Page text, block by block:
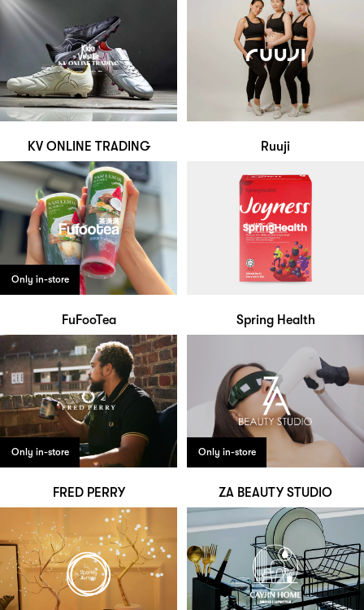
KV ONLINE TRADING Ruuji
Only in-store
FuFooTea Spring Health
Only in-store
FRED PERRY
Only in-store
ZA BEAUTY STUDIO